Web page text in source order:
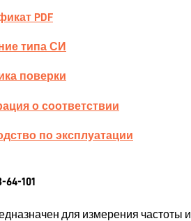
PDF
типа СИ
поверки
о соответствии
по эксплуатации
101
для измерения частоты и